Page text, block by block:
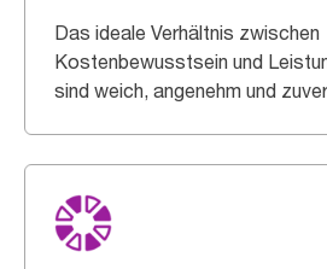
Das ideale Verhältnis zwischen
Kostenbewusstsein und
sind weich, angenehm und